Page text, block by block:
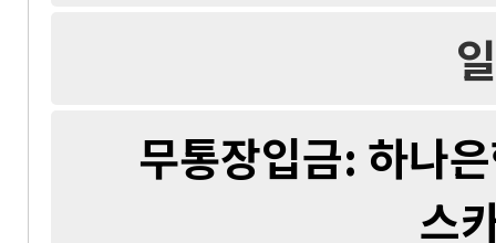
무통장입금: 하나
스